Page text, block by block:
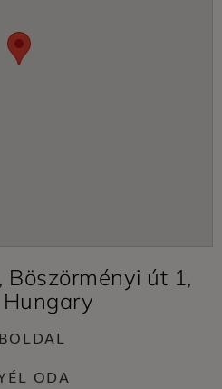
Böszörményi út 1,
ODA